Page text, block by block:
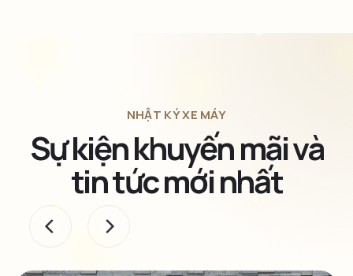
NHẬT KÝ XE MÁY
Sự kiện khuyến mãi và
tin tức mới nhất